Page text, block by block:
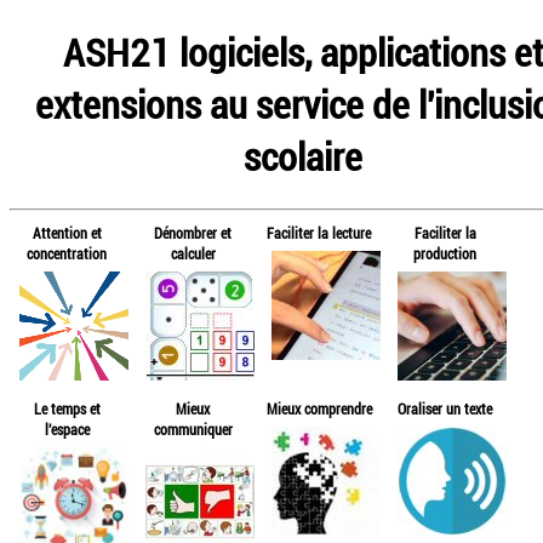
ASH21 logiciels, applications et
extensions au service de
scolaire
Attention et
concentration
Dénombrer et
calculer
Faciliter la lecture
Faciliter la
production
Le temps et
l'espace
Mieux
communiquer
Mieux comprendre Oraliser un texte